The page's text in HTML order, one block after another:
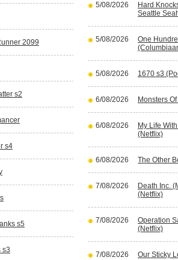
2099
s2
s4
s5
s3
5/08/2026
Hard
Seattle
5/08/2026
One
5/08/2026 1670 s3
6/08/2026 Monsters
6/08/2026
My Life
(Netflix)
6/08/2026 The Other
7/08/2026
Death Inc.
(Netflix)
7/08/2026
Operation
(Netflix)
7/08/2026 Our Sticky